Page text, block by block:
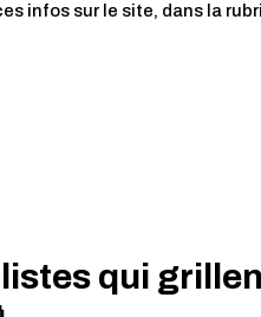
infos sur le site, dans la
qui